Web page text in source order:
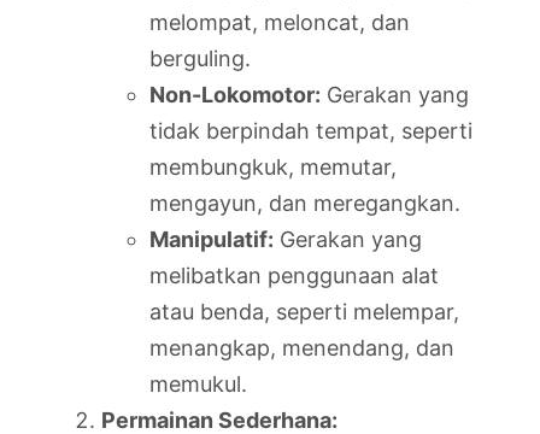
melompat, meloncat, dan
berguling.
Non-Lokomotor: Gerakan yang
tidak berpindah tempat, seperti
membungkuk, memutar,
mengayun, dan meregangkan.
Manipulatif: Gerakan yang
melibatkan penggunaan alat
atau benda, seperti melempar,
menangkap, menendang, dan
memukul.
Permainan Sederhana: